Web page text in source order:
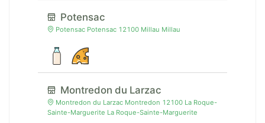
Potensac
Potensac Potensac 12100 Millau Millau
Montredon du Larzac
Montredon du Larzac Montredon 12100 La Roque-
Sainte-Marguerite La Roque-Sainte-Marguerite